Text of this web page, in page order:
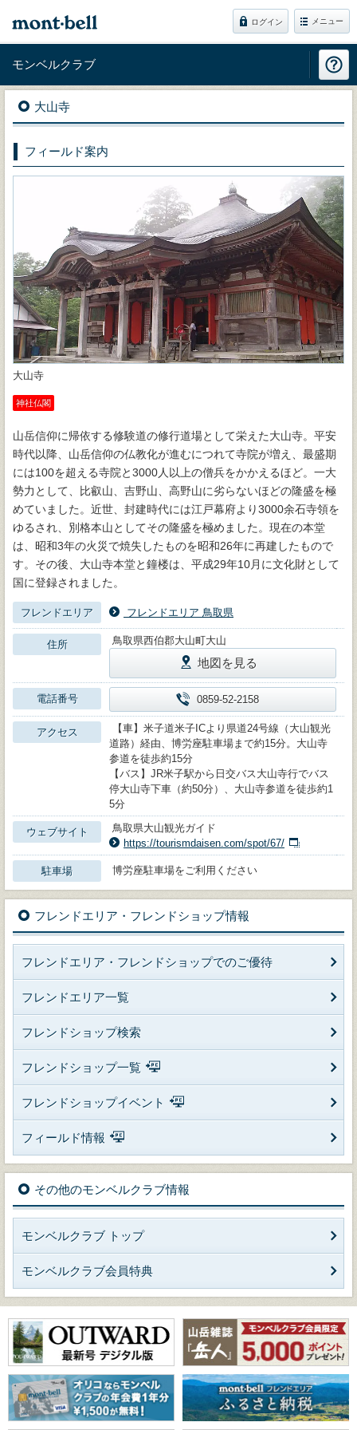
ログイン メニュー
モンベルクラブ
大山寺
フィールド案内
大山寺
神社仏閣
山岳信仰に帰依する修験道の修行道場として栄えた大山寺。平安
時代以降、山岳信仰の仏教化が進むにつれて寺院が増え、最盛期
には100を超える寺院と3000人以上の僧兵をかかえるほど。一大
勢力として、比叡山、吉野山、高野山に劣らないほどの隆盛を極
めていました。近世、封建時代には江戸幕府より3000余石寺領を
ゆるされ、別格本山としてその隆盛を極めました。現在の本堂
は、昭和3年の火災で焼失したものを昭和26年に再建したもので
す。その後、大山寺本堂と鐘楼は、平成29年10月に文化財として
国に登録されました。
フレンドエリア フレンドエリア 鳥取県
住所 鳥取県西伯郡大山町大山
地図を見る
電話番号 0859-52-2158
アクセス
【車】米子道米子ICより県道24号線（大山観光
道路）経由、博労座駐車場まで約15分。大山寺
参道を徒歩約15分
【バス】JR米子駅から日交バス大山寺行でバス
停大山寺下車（約50分）、大山寺参道を徒歩約1
5分
ウェブサイト
鳥取県大山観光ガイド
https://tourismdaisen.com/spot/67/
駐車場 博労座駐車場をご利用ください
フレンドエリア・フレンドショップ情報
フレンドエリア・フレンドショップでのご優待
フレンドエリア一覧
フレンドショップ検索
フレンドショップ一覧
フレンドショップイベント
フィールド情報
その他のモンベルクラブ情報
モンベルクラブ トップ
モンベルクラブ会員特典